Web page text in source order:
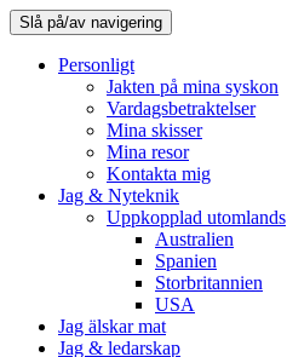
Slå på/av navigering
Personligt
Jakten på mina syskon
Vardagsbetraktelser
Mina skisser
Mina resor
Kontakta mig
Jag & Nyteknik
Uppkopplad utomlands
Australien
Spanien
Storbritannien
USA
Jag älskar mat
Jag & ledarskap